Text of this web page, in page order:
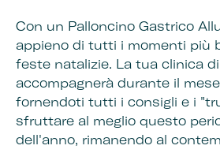
Con un Palloncino Gastrico
appieno di tutti i momenti più
feste natalizie. La tua clinica
accompagnerà durante il
fornendoti tutti i consigli e i
sfruttare al meglio questo
dell'anno, rimanendo al